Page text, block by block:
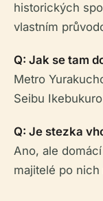
historických
vlastním
Q: Jak se tam
Metro
Seibu
Q: Je stezka
Ano, ale
majitelé po